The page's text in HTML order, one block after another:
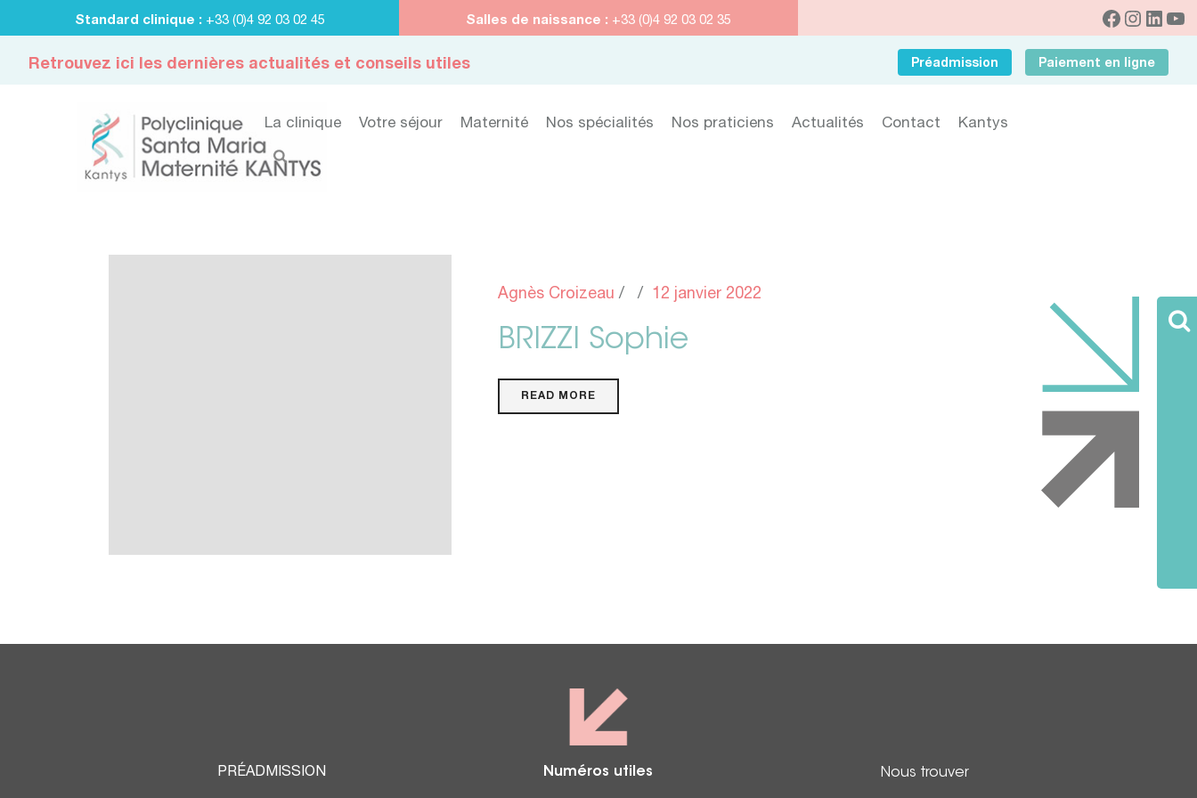
Standard clinique : +33 (0)4 92 03 02 45 Salles de naissance : +33 (0)4 92 03 02 35
Retrouvez ici les dernières actualités et conseils utiles Préadmission Paiement en ligne
La clinique Votre séjour Maternité Nos spécialités Nos praticiens Actualités Contact Kantys
Agnès Croizeau 12 janvier 2022
BRIZZI Sophie
READ MORE
PRÉADMISSION Numéros utiles Nous trouver